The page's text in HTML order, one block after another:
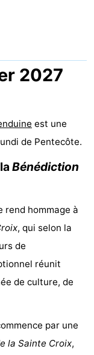
2027
est une
de Pentecôte.
Bénédiction
rend hommage à
, qui selon la
de
réunit
de culture, de
par une
la Sainte Croix,